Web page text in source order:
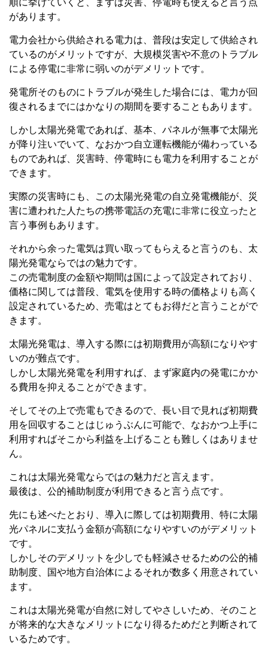
順に挙げていくと、まずは災害、停電時も使えると言う点
があります。
電力会社から供給される電力は、普段は安定して供給され
ているのがメリットですが、大規模災害や不意のトラブル
による停電に非常に弱いのがデメリットです。
発電所そのものにトラブルが発生した場合には、電力が回
復されるまでにはかなりの期間を要することもあります。
しかし太陽光発電であれば、基本、パネルが無事で太陽光
が降り注いでいて、なおかつ自立運転機能が備わっている
ものであれば、災害時、停電時にも電力を利用することが
できます。
実際の災害時にも、この太陽光発電の自立発電機能が、災
害に遭われた人たちの携帯電話の充電に非常に役立ったと
言う事例もあります。
それから余った電気は買い取ってもらえると言うのも、太
陽光発電ならではの魅力です。
この売電制度の金額や期間は国によって設定されており、
価格に関しては普段、電気を使用する時の価格よりも高く
設定されているため、売電はとてもお得だと言うことがで
きます。
太陽光発電は、導入する際には初期費用が高額になりやす
いのが難点です。
しかし太陽光発電を利用すれば、まず家庭内の発電にかか
る費用を抑えることができます。
そしてその上で売電もできるので、長い目で見れば初期費
用を回収することはじゅうぶんに可能で、なおかつ上手に
利用すればそこから利益を上げることも難しくはありませ
ん。
これは太陽光発電ならではの魅力だと言えます。
最後は、公的補助制度が利用できると言う点です。
先にも述べたとおり、導入に際しては初期費用、特に太陽
光パネルに支払う金額が高額になりやすいのがデメリット
です。
しかしそのデメリットを少しでも軽減させるための公的補
助制度、国や地方自治体によるそれが数多く用意されてい
ます。
これは太陽光発電が自然に対してやさしいため、そのこと
が将来的な大きなメリットになり得るためだと判断されて
いるためです。